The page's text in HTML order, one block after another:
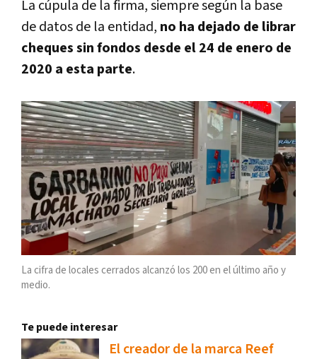
La cúpula de la firma, siempre según la base
de datos de la entidad, no ha dejado de librar
cheques sin fondos desde el 24 de enero de
2020 a esta parte.
La cifra de locales cerrados alcanzó los 200 en el último año y
medio.
Te puede interesar
El creador de la marca Reef